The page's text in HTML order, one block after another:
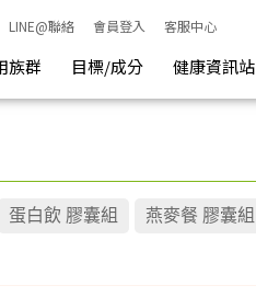
LINE@聯絡 會員登入 客服中心
族群 目標/成分 健康資訊站
蛋白飲 膠囊組 燕麥餐 膠囊組